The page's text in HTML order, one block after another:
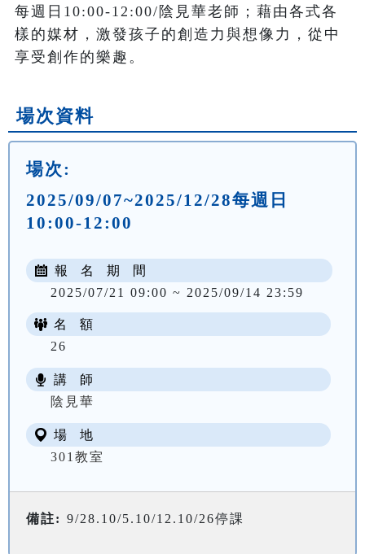
每週日10:00-12:00/陰見華老師；藉由各式各
樣的媒材，激發孩子的創造力與想像力，從中
享受創作的樂趣。
場次資料
場次:
2025/09/07~2025/12/28每週日
10:00-12:00
報 名 期 間
2025/07/21 09:00 ~ 2025/09/14 23:59
名 額
26
講 師
陰見華
場 地
301教室
備註: 9/28.10/5.10/12.10/26停課